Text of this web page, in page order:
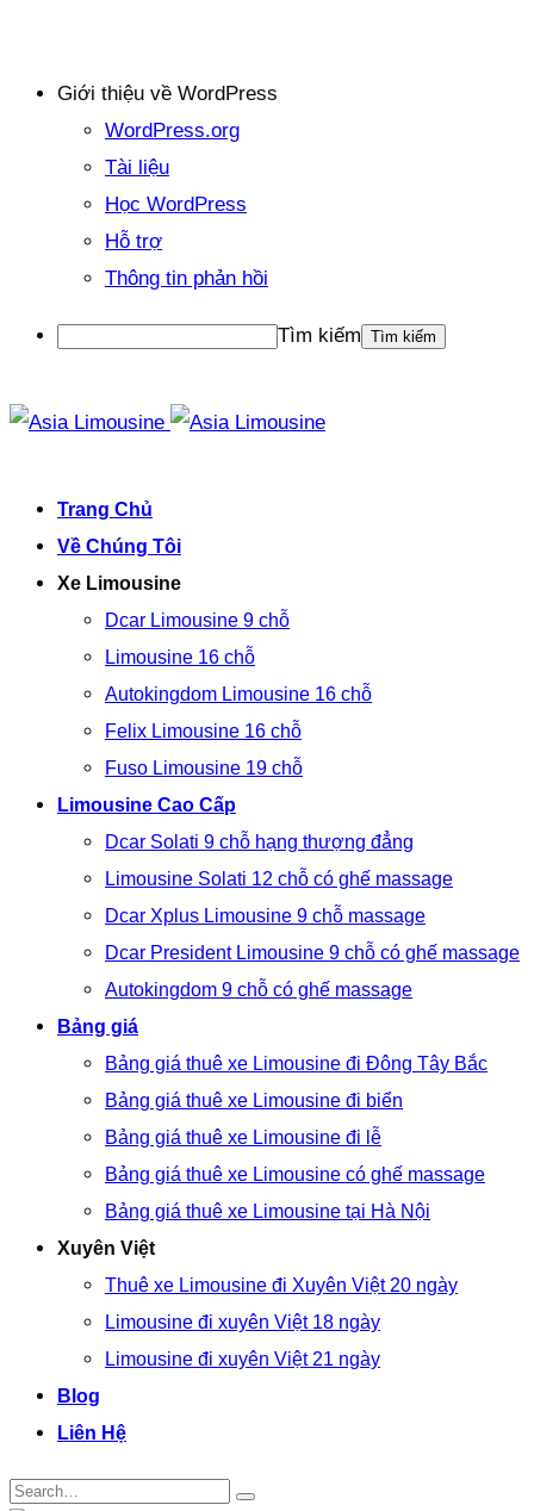
Giới thiệu về WordPress
WordPress.org
Tài liệu
Học WordPress
Hỗ trợ
Thông tin phản hồi
Tìm kiếm
Trang Chủ
Về Chúng Tôi
Xe Limousine
Dcar Limousine 9 chỗ
Limousine 16 chỗ
Autokingdom Limousine 16 chỗ
Felix Limousine 16 chỗ
Fuso Limousine 19 chỗ
Limousine Cao Cấp
Dcar Solati 9 chỗ hạng thượng đẳng
Limousine Solati 12 chỗ có ghế massage
Dcar Xplus Limousine 9 chỗ massage
Dcar President Limousine 9 chỗ có ghế massage
Autokingdom 9 chỗ có ghế massage
Bảng giá
Bảng giá thuê xe Limousine đi Đông Tây Bắc
Bảng giá thuê xe Limousine đi biển
Bảng giá thuê xe Limousine đi lễ
Bảng giá thuê xe Limousine có ghế massage
Bảng giá thuê xe Limousine tại Hà Nội
Xuyên Việt
Thuê xe Limousine đi Xuyên Việt 20 ngày
Limousine đi xuyên Việt 18 ngày
Limousine đi xuyên Việt 21 ngày
Blog
Liên Hệ